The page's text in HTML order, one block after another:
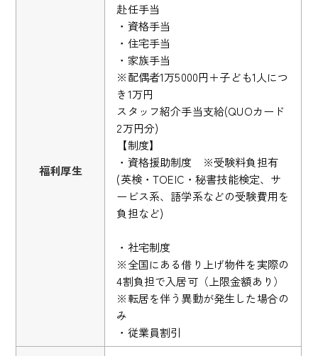
福利厚生
赴任手当
・資格手当
・住宅手当
・家族手当
※配偶者1万5000円＋子ども1人につ
き1万円
スタッフ紹介手当支給(QUOカード
2万円分)
【制度】
・資格援助制度 ※受験料負担有
(英検・TOEIC・秘書技能検定、サ
ービス系、語学系などの受験費用を
負担など)
・社宅制度
※全国にある借り上げ物件を実際の
4割負担で入居可（上限金額あり）
※転居を伴う異動が発生した場合の
み
・従業員割引